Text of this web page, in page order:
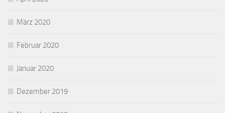
März 2020
Februar 2020
Januar 2020
Dezember 2019